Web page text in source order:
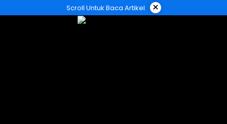
ke
Scroll Untuk Baca Artikel ×